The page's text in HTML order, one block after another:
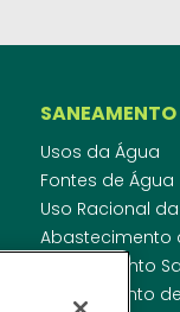
SANEAMENTO
Usos da Água
Fontes de Água
Uso Racional
Abastecimento
Esgotamento
Regulamento